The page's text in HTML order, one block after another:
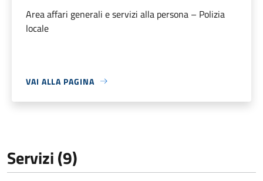
Area affari generali e servizi alla persona – Polizia
locale
VAI ALLA PAGINA
Servizi (9)